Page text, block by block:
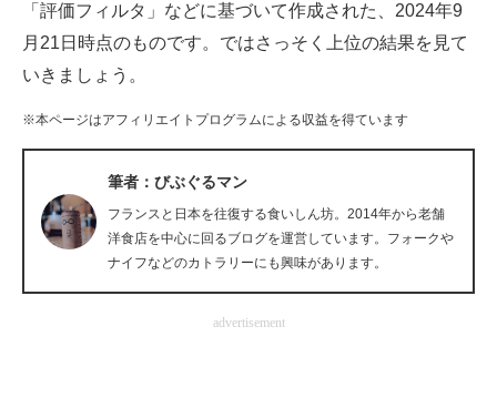
企業ITのトレンドを詳説
ITエンジニア向け専門サイト
企業向けIT製品の総合サイト
製造業のIT導入・活用を支援
「評価フィルタ」などに基づいて作成された、2024年9
月21日時点のものです。ではさっそく上位の結果を見て
いきましょう。
※本ページはアフィリエイトプログラムによる収益を得ています
筆者：びぶぐるマン
フランスと日本を往復する食いしん坊。2014年から老舗
洋食店を中心に回るブログを運営しています。フォークや
ナイフなどのカトラリーにも興味があります。
advertisement